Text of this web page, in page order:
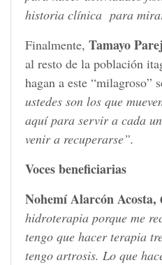
historia clínica para
Finalmente, Tamayo
al resto de la población
hagan a este “milagroso”
ustedes son los que
aquí para servir a cada
venir a recuperarse”.
Voces beneficiarias
Nohemí Alarcón Acosta,
hidroterapia porque me
tengo que hacer terapia
tengo artrosis. Lo que